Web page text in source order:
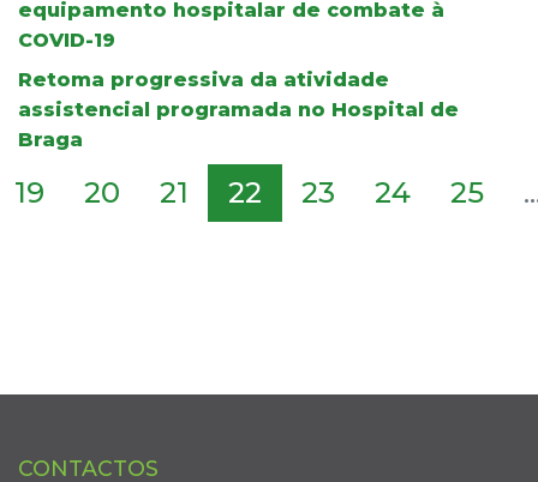
equipamento hospitalar de combate à
COVID-19
Retoma progressiva da atividade
assistencial programada no Hospital de
Braga
19 20 21 22 23 24 25
CONTACTOS